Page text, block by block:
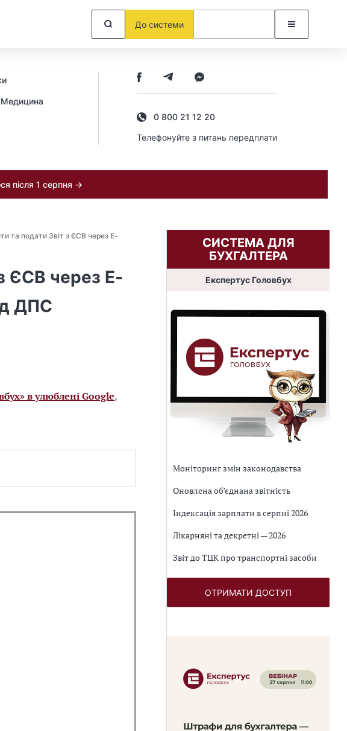
До системи
0 800 21 12 20
Телефонуйте з питань передплати
після 1 серпня →
та подати Звіт з ЄСВ через Е-
ЄСВ через Е-
ДПС
в улюблені Google,
СИСТЕМА ДЛЯ
БУХГАЛТЕРА
Експертус Головбух
Моніторинг змін законодавства
Оновлена об’єднана звітність
Індексація зарплати в серпні 2026
Лікарняні та декретні — 2026
Звіт до ТЦК про транспортні засоби
ОТРИМАТИ ДОСТУП